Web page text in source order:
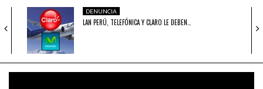
SOCIEDAD
CIENCIA
OPINIÓN
DENUNCIA
LAN PERÚ, TELEFÓNICA Y CLARO LE DEBEN…